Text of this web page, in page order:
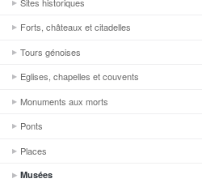
Forts, châteaux et citadelles
Tours génoises
Eglises, chapelles et couvents
Monuments aux morts
Ponts
Places
Musées